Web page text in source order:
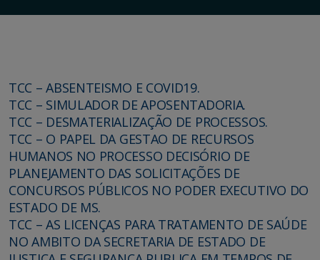
TCC – ABSENTEISMO E COVID19.
TCC – SIMULADOR DE APOSENTADORIA.
TCC – DESMATERIALIZAÇÃO DE PROCESSOS.
TCC – O PAPEL DA GESTAO DE RECURSOS
HUMANOS NO PROCESSO DECISÓRIO DE
PLANEJAMENTO DAS SOLICITAÇÕES DE
CONCURSOS PÚBLICOS NO PODER EXECUTIVO DO
ESTADO DE MS.
TCC – AS LICENÇAS PARA TRATAMENTO DE SAÚDE
NO AMBITO DA SECRETARIA DE ESTADO DE